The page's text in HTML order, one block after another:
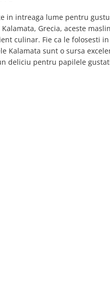
in intreaga lume pentru
Grecia, aceste
culinar. Fie ca le folosesti
Kalamata sunt o sursa
deliciu pentru papilele